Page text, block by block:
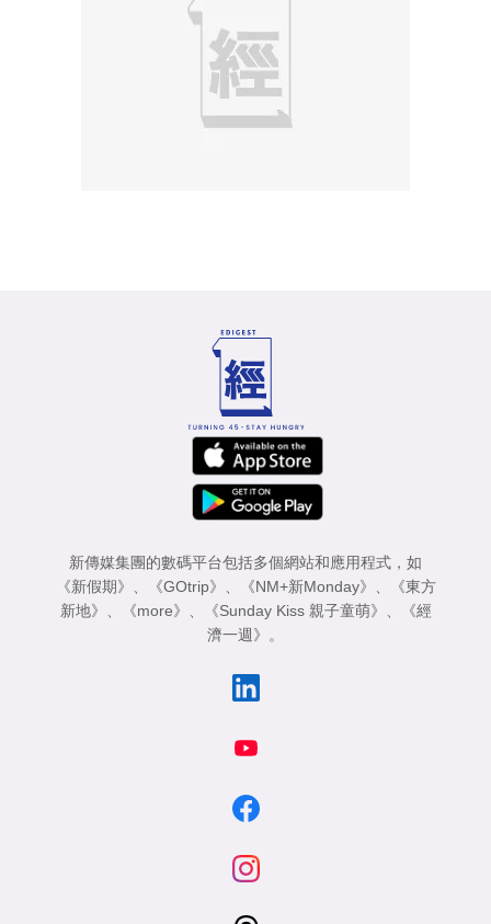
新傳媒集團的數碼平台包括多個網站和應用程式，如
《新假期》
《GOtrip》 《NM+新Monday》
《東方
新地》
《more》 《Sunday Kiss 親子童萌》
《經
濟一週》
。